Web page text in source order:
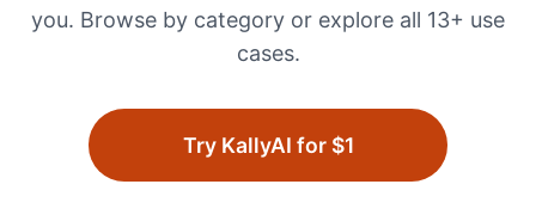
you. Browse by category or explore all 13+ use
cases.
Try KallyAI for $1